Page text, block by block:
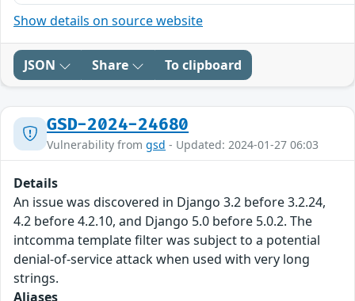
Show details on source website
JSON Share To clipboard
GSD-2024-24680
Vulnerability from gsd - Updated: 2024-01-27 06:03
Details
An issue was discovered in Django 3.2 before 3.2.24,
4.2 before 4.2.10, and Django 5.0 before 5.0.2. The
intcomma template filter was subject to a potential
denial-of-service attack when used with very long
strings.
Aliases